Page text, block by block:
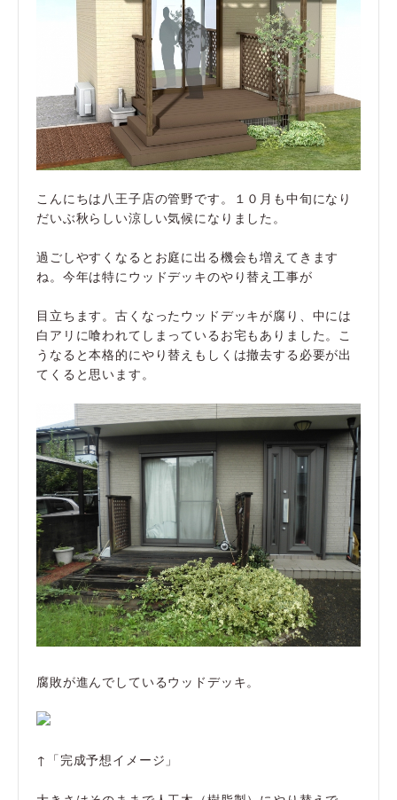
こんにちは八王子店の管野です。１０月も中旬になり
だいぶ秋らしい涼しい気候になりました。
過ごしやすくなるとお庭に出る機会も増えてきます
ね。今年は特にウッドデッキのやり替え工事が
目立ちます。古くなったウッドデッキが腐り、中には
白アリに喰われてしまっているお宅もありました。こ
うなると本格的にやり替えもしくは撤去する必要が出
てくると思います。
腐敗が進んでしているウッドデッキ。
↑「完成予想イメージ」